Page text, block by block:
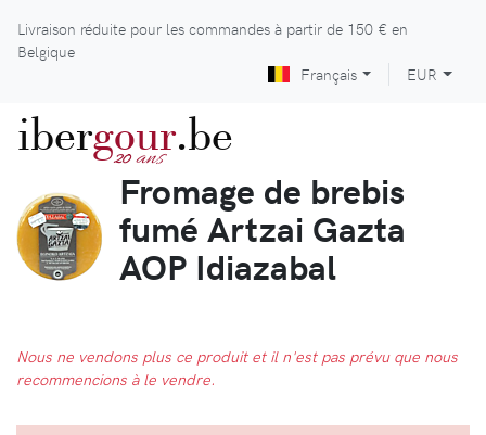
Livraison réduite pour les commandes à partir de 150 € en
Belgique
Français
EUR
ibergour
20 ans .be
Fromage de brebis
fumé Artzai Gazta
AOP Idiazabal
Nous ne vendons plus ce produit et il n'est pas prévu que nous
recommencions à le vendre.